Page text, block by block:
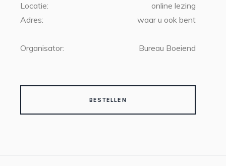
Locatie:
online lezing
Adres:
waar u ook bent
Organisator: Bureau Boeiend
BESTELLEN